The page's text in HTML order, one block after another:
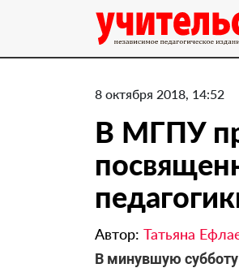
8 октября 2018, 14:52
В МГПУ
Автор: Татьяна
В минувшую субботу